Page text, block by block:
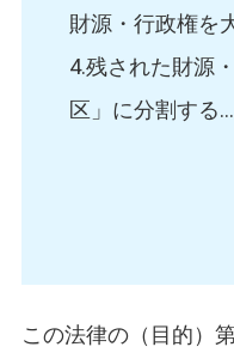
財源・行政権を
4.残された財源
区」に分割する…
この法律の（目的）